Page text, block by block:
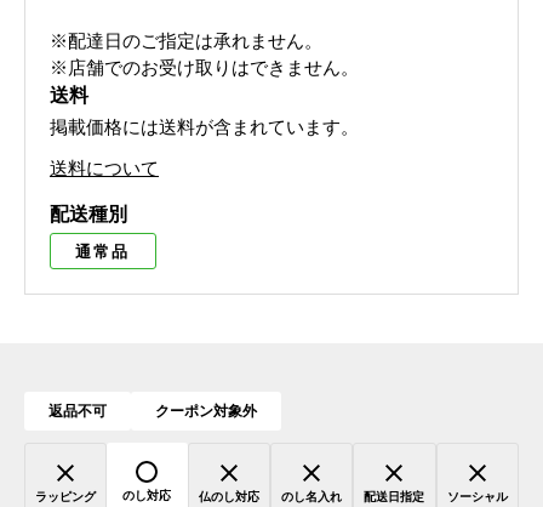
※配達日のご指定は承れません。
※店舗でのお受け取りはできません。
送料
掲載価格には送料が含まれています。
送料について
配送種別
通常品
返品不可 クーポン対象外
ラッピング のし対応 仏のし対応 のし名入れ 配送日指定
ソーシャル